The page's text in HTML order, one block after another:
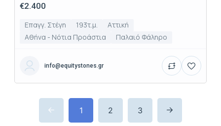
€2.400
Επαγγ. Στέγη 193τ.μ.
Αττική
Αθήνα - Νότια Προάστια
Παλαιό Φάληρο
info@equitystones.gr
1 2 3